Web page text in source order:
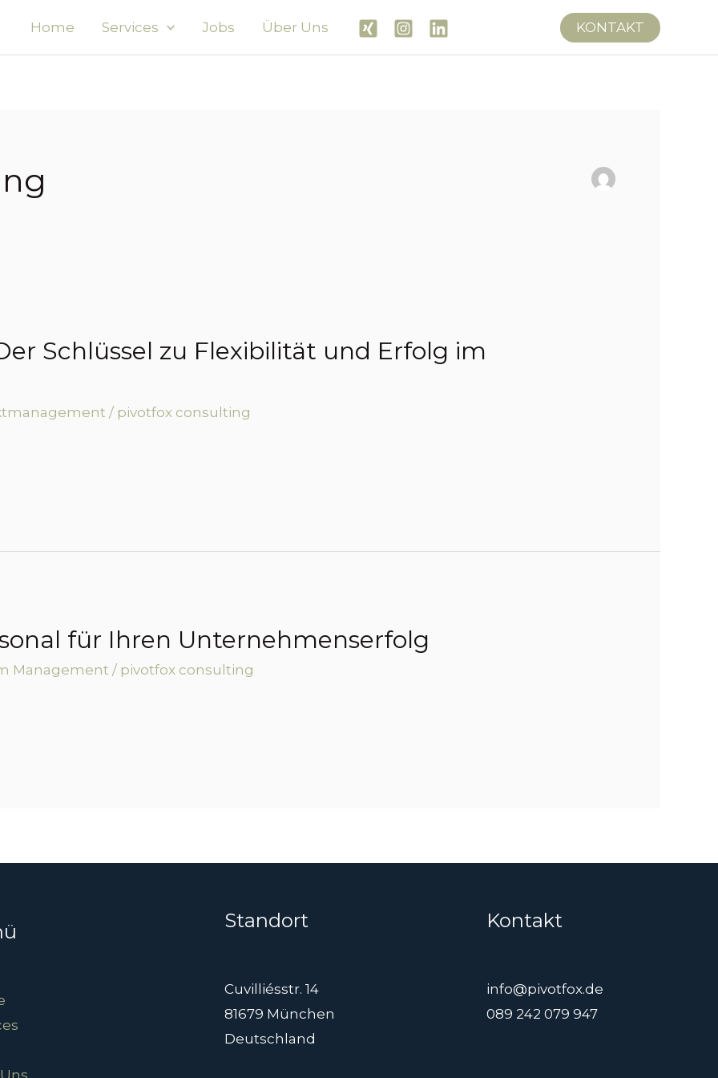
Home Services Jobs Über Uns KONTAKT
Schlüssel zu Flexibilität und Erfolg im
/ pivotfox consulting
für Ihren Unternehmenserfolg
Management / pivotfox consulting
Standort
Cuvilliésstr. 14
81679 München
Deutschland
Kontakt
info@pivotfox.de
089 242 079 947